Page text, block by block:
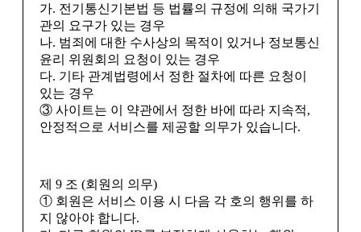
가. 전기통신기본법 등 법률의 규정에 의해 국가기
관의 요구가 있는 경우
나. 범죄에 대한 수사상의 목적이 있거나 정보통신
윤리 위원회의 요청이 있는 경우
다. 기타 관계법령에서 정한 절차에 따른 요청이
있는 경우
③ 사이트는 이 약관에서 정한 바에 따라 지속적,
안정적으로 서비스를 제공할 의무가 있습니다.
제 9 조 (회원의 의무)
① 회원은 서비스 이용 시 다음 각 호의 행위를 하
지 않아야 합니다.